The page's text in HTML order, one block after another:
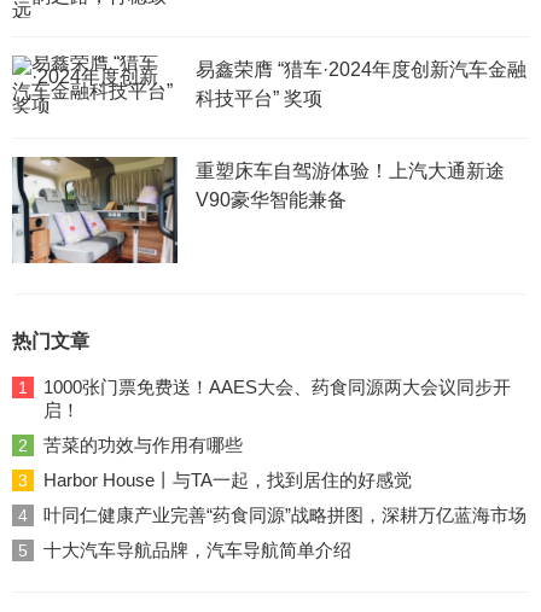
易鑫荣膺 “猎车·2024年度创新汽车金融
科技平台” 奖项
重塑床车自驾游体验！上汽大通新途
V90豪华智能兼备
热门文章
1
1000张门票免费送！AAES大会、药食同源两大会议同步开
启！
2 苦菜的功效与作用有哪些
3 Harbor House丨与TA一起，找到居住的好感觉
4 叶同仁健康产业完善“药食同源”战略拼图，深耕万亿蓝海市场
5 十大汽车导航品牌，汽车导航简单介绍